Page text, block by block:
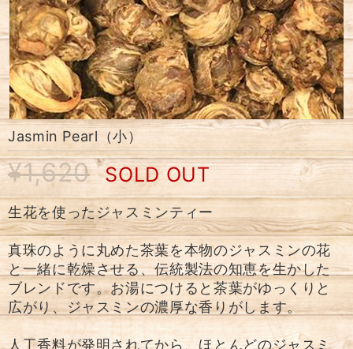
Jasmin Pearl（小）
¥1,620 SOLD OUT
生花を使ったジャスミンティー
真珠のように丸めた茶葉を本物のジャスミンの花
と一緒に乾燥させる、伝統製法の知恵を生かした
ブレンドです。お湯につけると茶葉がゆっくりと
広がり、ジャスミンの濃厚な香りがします。
人工香料が発明されてから、ほとんどのジャスミ